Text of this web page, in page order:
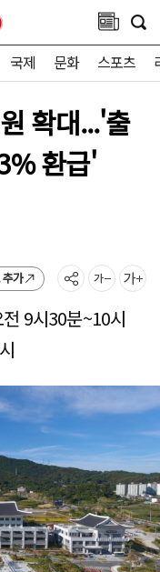
국제 문화 스포츠
확대...'출
환급'
가
9시30분~10시